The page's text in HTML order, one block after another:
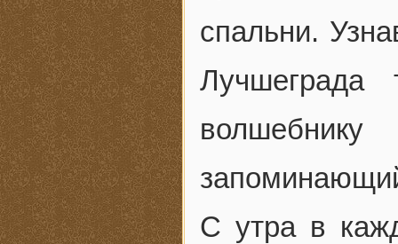
спальни.
Лучшеграда
С утра в